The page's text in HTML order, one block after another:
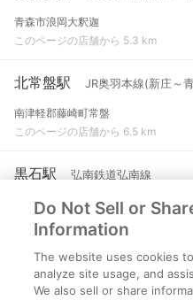
青森市浪岡大釈迦
このページの店舗から 5.3 km
北常盤駅 JR奥羽本線(新庄～
南津軽郡藤崎町常盤
このページの店舗から 6.5 km
黒石駅 弘南鉄道弘南線
黒石市緑町１-１１５
このページの店舗から 6.9 km
境松駅 弘南鉄道弘南線
黒石市境松２-４６
Do Not Sell or
Information
The website uses cookies
analyze site usage, and
We also sell or share